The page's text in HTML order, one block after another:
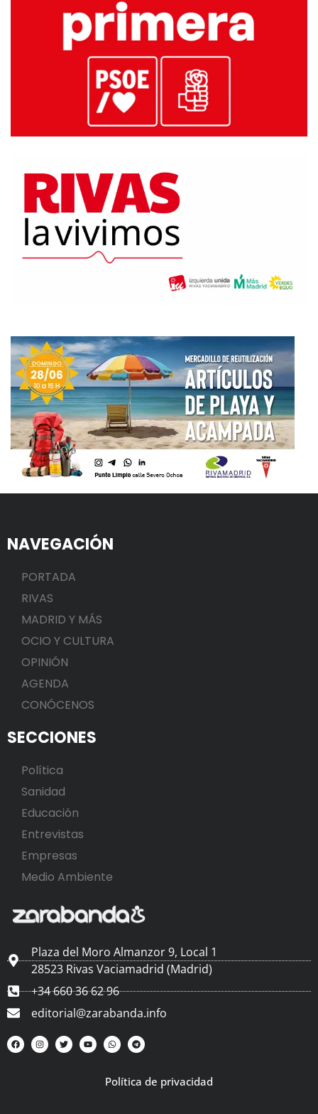
NAVEGACIÓN
PORTADA
RIVAS
MADRID Y MÁS
OCIO Y CULTURA
OPINIÓN
AGENDA
CONÓCENOS
SECCIONES
Política
Sanidad
Educación
Entrevistas
Empresas
Medio Ambiente
Plaza del Moro Almanzor 9, Local 1
28523 Rivas Vaciamadrid (Madrid)
+34 660 36 62 96
editorial@zarabanda.info
Política de privacidad